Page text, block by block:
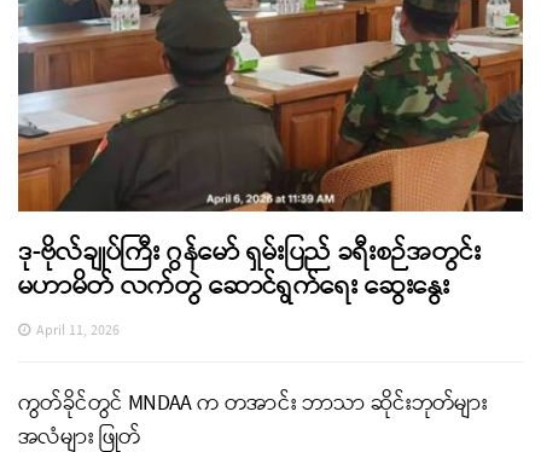
ဒု-ဗိုလ်ချုပ်ကြီး ဂွန်မော် ရှမ်းပြည် ခရီးစဉ်အတွင်း
မဟာမိတ် လက်တွဲ ဆောင်ရွက်ရေး ဆွေးနွေး
April 11, 2026
ကွတ်ခိုင်တွင် MNDAA က တအာင်း ဘာသာ ဆိုင်းဘုတ်များ
အလံများ ဖြုတ်